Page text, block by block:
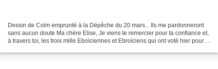
Dessin de Colm emprunté à la Dépêche du 20 mars... Ils me pardonneront
sans aucun doute Ma chère Elise, Je viens te remercier pour ta confiance et,
à travers toi, les trois mille Eboïciennes et Ebroïciens qui ont voté hier pour